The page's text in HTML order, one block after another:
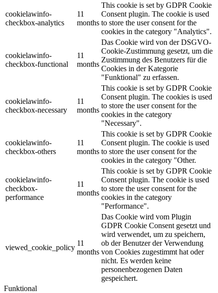
cookielawinfo-
checkbox-analytics
11
months
This cookie is set by GDPR Cookie
Consent plugin. The cookie is used
to store the user consent for the
cookies in the category "Analytics".
cookielawinfo-
checkbox-functional
11
months
Das Cookie wird von der DSGVO-
Cookie-Zustimmung gesetzt, um die
Zustimmung des Benutzers für die
Cookies in der Kategorie
"Funktional" zu erfassen.
cookielawinfo-
checkbox-necessary
11
months
This cookie is set by GDPR Cookie
Consent plugin. The cookies is used
to store the user consent for the
cookies in the category
"Necessary".
cookielawinfo-
checkbox-others
11
months
This cookie is set by GDPR Cookie
Consent plugin. The cookie is used
to store the user consent for the
cookies in the category "Other.
cookielawinfo-
checkbox-
performance
11
months
This cookie is set by GDPR Cookie
Consent plugin. The cookie is used
to store the user consent for the
cookies in the category
"Performance".
viewed_cookie_policy
11
months
Das Cookie wird vom Plugin
GDPR Cookie Consent gesetzt und
wird verwendet, um zu speichern,
ob der Benutzer der Verwendung
von Cookies zugestimmt hat oder
nicht. Es werden keine
personenbezogenen Daten
gespeichert.
Funktional